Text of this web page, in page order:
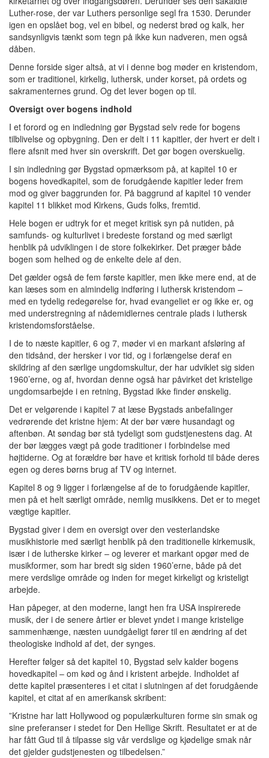
Luther-rose, der var Luthers personlige segl fra 1530. Derunder
igen en opslået bog, vel en bibel, og nederst brød og kalk, her
sandsynligvis tænkt som tegn på ikke kun nadveren, men også
dåben.
Denne forside siger altså, at vi i denne bog møder en kristendom,
som er traditionel, kirkelig, luthersk, under korset, på ordets og
sakramenternes grund. Og det lever bogen op til.
Oversigt over bogens indhold
I et forord og en indledning gør Bygstad selv rede for bogens
tilblivelse og opbygning. Den er delt i 11 kapitler, der hvert er delt i
flere afsnit med hver sin overskrift. Det gør bogen overskuelig.
I sin indledning gør Bygstad opmærksom på, at kapitel 10 er
bogens hovedkapitel, som de forudgående kapitler leder frem
mod og giver baggrunden for. På baggrund af kapitel 10 vender
kapitel 11 blikket mod Kirkens, Guds folks, fremtid.
Hele bogen er udtryk for et meget kritisk syn på nutiden, på
samfunds- og kulturlivet i bredeste forstand og med særligt
henblik på udviklingen i de store folkekirker. Det præger både
bogen som helhed og de enkelte dele af den.
Det gælder også de fem første kapitler, men ikke mere end, at de
kan læses som en almindelig indføring i luthersk kristendom –
med en tydelig redegørelse for, hvad evangeliet er og ikke er, og
med understregning af nådemidlernes centrale plads i luthersk
kristendomsforståelse.
I de to næste kapitler, 6 og 7, møder vi en markant afsløring af
den tidsånd, der hersker i vor tid, og i forlængelse deraf en
skildring af den særlige ungdomskultur, der har udviklet sig siden
1960’erne, og af, hvordan denne også har påvirket det kristelige
ungdomsarbejde i en retning, Bygstad ikke finder ønskelig.
Det er velgørende i kapitel 7 at læse Bygstads anbefalinger
vedrørende det kristne hjem: At der bør være husandagt og
aftenbøn. At søndag bør stå tydeligt som gudstjenestens dag. At
der bør lægges vægt på gode traditioner i forbindelse med
højtiderne. Og at forældre bør have et kritisk forhold til både deres
egen og deres børns brug af TV og internet.
Kapitel 8 og 9 ligger i forlængelse af de to forudgående kapitler,
men på et helt særligt område, nemlig musikkens. Det er to meget
vægtige kapitler.
Bygstad giver i dem en oversigt over den vesterlandske
musikhistorie med særligt henblik på den traditionelle kirkemusik,
især i de lutherske kirker – og leverer et markant opgør med de
musikformer, som har bredt sig siden 1960’erne, både på det
mere verdslige område og inden for meget kirkeligt og kristeligt
arbejde.
Han påpeger, at den moderne, langt hen fra USA inspirerede
musik, der i de senere årtier er blevet yndet i mange kristelige
sammenhænge, næsten uundgåeligt fører til en ændring af det
theologiske indhold af det, der synges.
Herefter følger så det kapitel 10, Bygstad selv kalder bogens
hovedkapitel – om kød og ånd i kristent arbejde. Indholdet af
dette kapitel præsenteres i et citat i slutningen af det forudgående
kapitel, et citat af en amerikansk skribent:
”Kristne har latt Hollywood og populærkulturen forme sin smak og
sine preferanser i stedet for Den Hellige Skrift. Resultatet er at de
har fått Gud til å tilpasse sig vår verdslige og kjødelige smak når
det gjelder gudstjenesten og tilbedelsen.”